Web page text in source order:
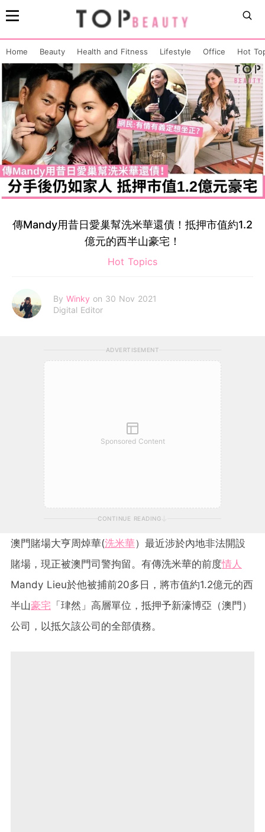
Home Beauty Health and Fitness Lifestyle Office Hot
傳Mandy用昔日愛巢幫洗米華還債！抵押市值約1.2
億元的西半山豪宅！
Hot Topics
By Winky on 30 Nov 2021
Digital Editor
ADVERTISEMENT
Sponsored Content
CONTINUE READING
澳門賭場大亨周焯華(洗米華）最近涉於內地非法開設
賭場，現正被澳門司警拘留。有傳洗米華的前度情人
Mandy Lieu於他被捕前20多日，將市值約1.2億元的西
半山豪宅 「珒然」高層單位，抵押予新濠博亞（澳門）
公司，以抵欠該公司的全部債務。